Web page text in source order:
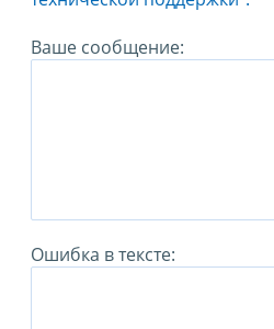
Ваше сообщение:
Ошибка в тексте: